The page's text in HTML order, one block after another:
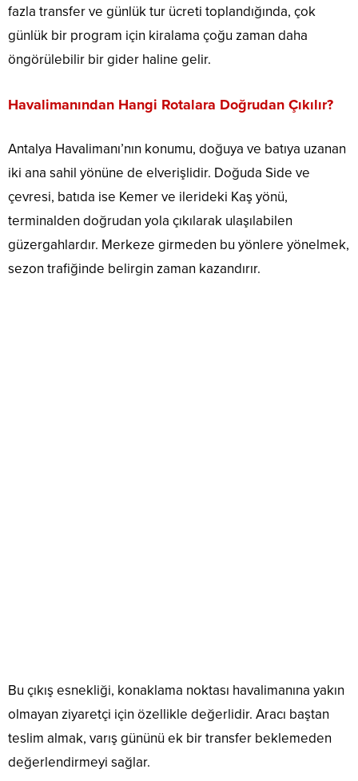
fazla transfer ve günlük tur ücreti toplandığında, çok
günlük bir program için kiralama çoğu zaman daha
öngörülebilir bir gider haline gelir.
Havalimanından Hangi Rotalara Doğrudan Çıkılır?
Antalya Havalimanı’nın konumu, doğuya ve batıya uzanan
iki ana sahil yönüne de elverişlidir. Doğuda Side ve
çevresi, batıda ise Kemer ve ilerideki Kaş yönü,
terminalden doğrudan yola çıkılarak ulaşılabilen
güzergahlardır. Merkeze girmeden bu yönlere yönelmek,
sezon trafiğinde belirgin zaman kazandırır.
Bu çıkış esnekliği, konaklama noktası havalimanına yakın
olmayan ziyaretçi için özellikle değerlidir. Aracı baştan
teslim almak, varış gününü ek bir transfer beklemeden
değerlendirmeyi sağlar.